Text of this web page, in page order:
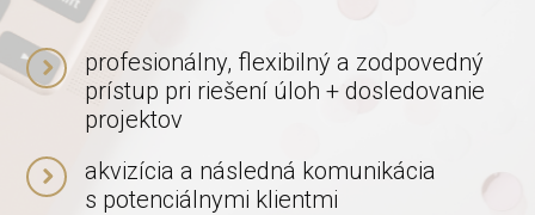
profesionálny, flexibilný a zodpovedný
prístup pri riešení úloh + dosledovanie
projektov
akvizícia a následná komunikácia
s potenciálnymi klientmi